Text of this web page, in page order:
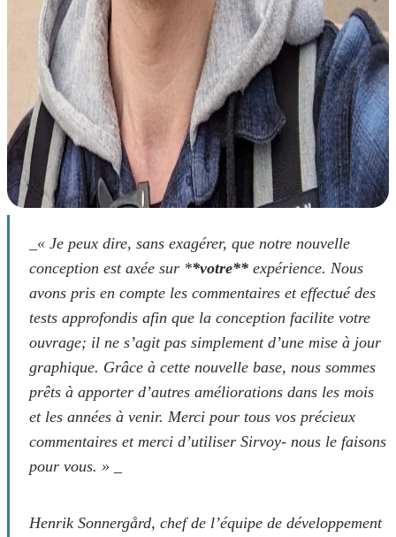
_« Je peux dire, sans exagérer, que notre nouvelle
conception est axée sur **votre** expérience. Nous
avons pris en compte les commentaires et effectué des
tests approfondis afin que la conception facilite votre
ouvrage; il ne s’agit pas simplement d’une mise à jour
graphique. Grâce à cette nouvelle base, nous sommes
prêts à apporter d’autres améliorations dans les mois
et les années à venir. Merci pour tous vos précieux
commentaires et merci d’utiliser Sirvoy- nous le faisons
pour vous. » _
Henrik Sonnergård, chef de l’équipe de développement